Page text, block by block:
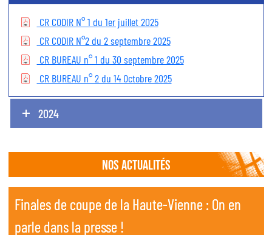
CR CODIR N° 1 du 1er juillet 2025
CR CODIR N°2 du 2 septembre 2025
CR BUREAU n° 1 du 30 septembre 2025
CR BUREAU n° 2 du 14 Octobre 2025
2024
Nos actualités
Finales de coupe de la Haute-Vienne : On en
parle dans la presse !
Finales de coupe de la Haute-Vienne : On en
parle dans la presse !